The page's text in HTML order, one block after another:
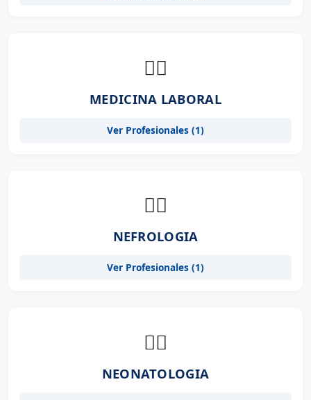
👨‍⚕️
MEDICINA LABORAL
Ver Profesionales (1)
👨‍⚕️
NEFROLOGIA
Ver Profesionales (1)
👨‍⚕️
NEONATOLOGIA